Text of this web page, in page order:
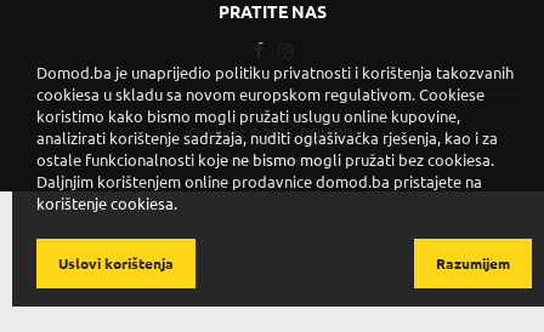
PRATITE NAS
Copyright © 2026. DOMOD.
Uslovi korištenja.
Domod.ba je unaprijedio politiku privatnosti i korištenja takozvanih
cookiesa u skladu sa novom europskom regulativom. Cookiese
koristimo kako bismo mogli pružati uslugu online kupovine,
analizirati korištenje sadržaja, nuditi oglašivačka rješenja, kao i za
ostale funkcionalnosti koje ne bismo mogli pružati bez cookiesa.
Daljnjim korištenjem online prodavnice domod.ba pristajete na
korištenje cookiesa.
Razumijem
Uslovi korištenja